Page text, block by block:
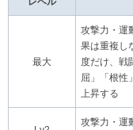
最大
攻撃力・運
果は重複し
度だけ、戦
屈」「根性
上昇する
攻撃力・運